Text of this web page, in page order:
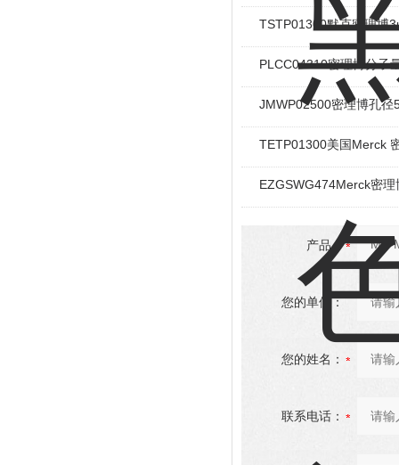
TSTP01300默克密理博
PLCC04310密理博分子
JMWP02500密理博孔径
TETP01300美国Merck
EZGSWG474Merck密
产品：
您的单位：
您的姓名：
联系电话：